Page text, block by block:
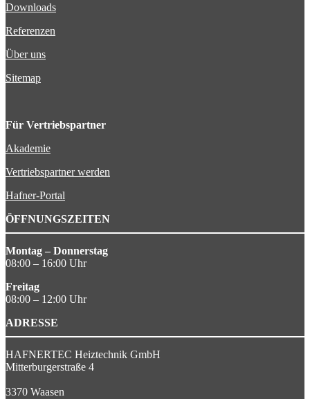
Downloads
Referenzen
Über uns
Sitemap
Für Vertriebspartner
Akademie
Vertriebspartner werden
Hafner-Portal
ÖFFNUNGSZEITEN
Montag – Donnerstag
08:00 – 16:00 Uhr
Freitag
08:00 – 12:00 Uhr
ADRESSE
HAFNERTEC Heiztechnik GmbH
Mitterburgerstraße 4
3370 Waasen